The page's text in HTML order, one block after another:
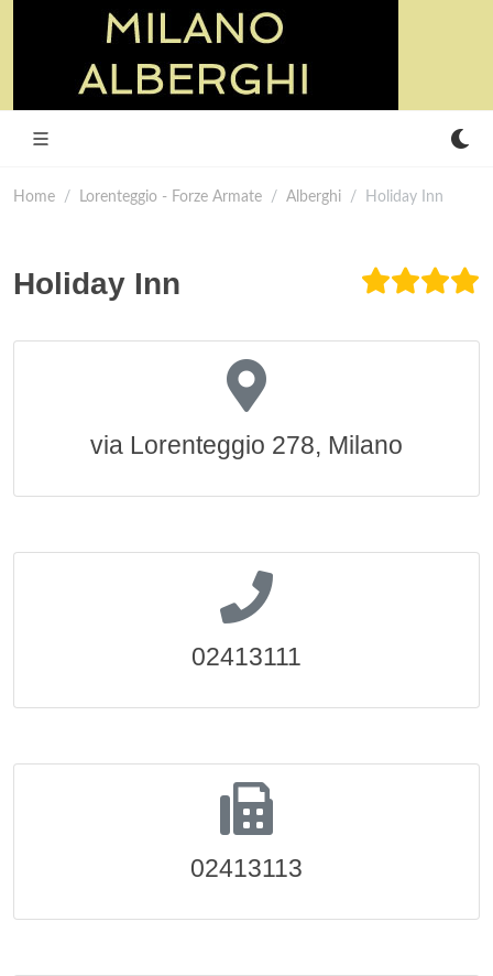
Home Lorenteggio - Forze Armate Alberghi Holiday Inn
Holiday Inn
via Lorenteggio 278, Milano
02413111
02413113